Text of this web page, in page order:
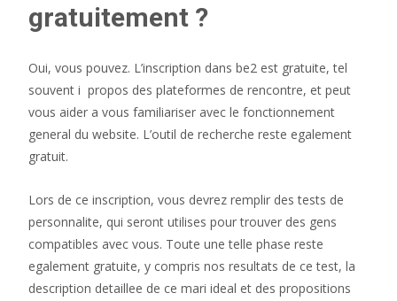
gratuitement ?
Oui, vous pouvez. L’inscription dans be2 est gratuite, tel
souvent i propos des plateformes de rencontre, et peut
vous aider a vous familiariser avec le fonctionnement
general du website. L’outil de recherche reste egalement
gratuit.
Lors de ce inscription, vous devrez remplir des tests de
personnalite, qui seront utilises pour trouver des gens
compatibles avec vous. Toute une telle phase reste
egalement gratuite, y compris nos resultats de ce test, la
description detaillee de ce mari ideal et des propositions